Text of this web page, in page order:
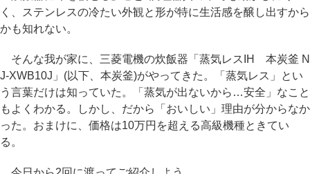
く、ステンレスの冷たい外観と形が特に生活感を醸し出すから
かも知れない。
そんな我が家に、三菱電機の炊飯器「蒸気レスIH 本炭釜 N
J-XWB10J」(以下、本炭釜)がやってきた。「蒸気レス」とい
う言葉だけは知っていた。「蒸気が出ないから…安全」なこと
もよくわかる。しかし、だから「おいしい」理由が分からなか
った。おまけに、価格は10万円を超える高級機種ときてい
る。